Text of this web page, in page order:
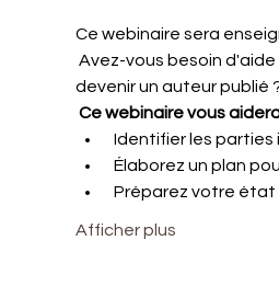
Ce webinaire sera
devenir un auteur publié
Ce webinaire vous aidera
Identifier les
Élaborez un plan
Préparez votre état
Afficher plus